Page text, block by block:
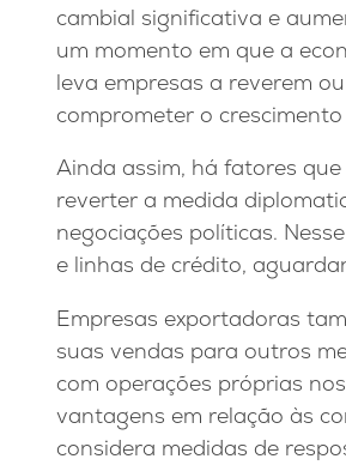
cambial significativa e
um momento em que a
leva empresas a reverem
comprometer o
Ainda assim, há fatores
reverter a medida
negociações políticas.
e linhas de crédito,
Empresas exportadoras
suas vendas para outros
com operações próprias
vantagens em relação às
considera medidas de